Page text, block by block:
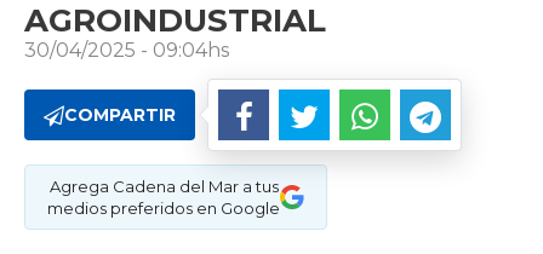
AGROINDUSTRIAL
30/04/2025 - 09:04hs
COMPARTIR
Agrega Cadena del Mar a tus
medios preferidos en Google